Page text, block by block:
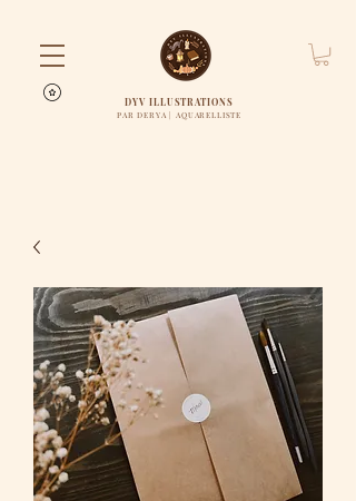
DYV ILLUSTRATIONS
PAR DERYA | AQUARELLISTE